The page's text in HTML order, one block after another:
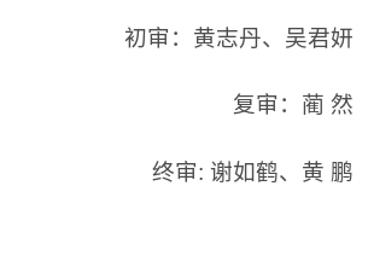
初审：黄志丹、吴君妍
复审：蔺 然
终审: 谢如鹤、黄 鹏